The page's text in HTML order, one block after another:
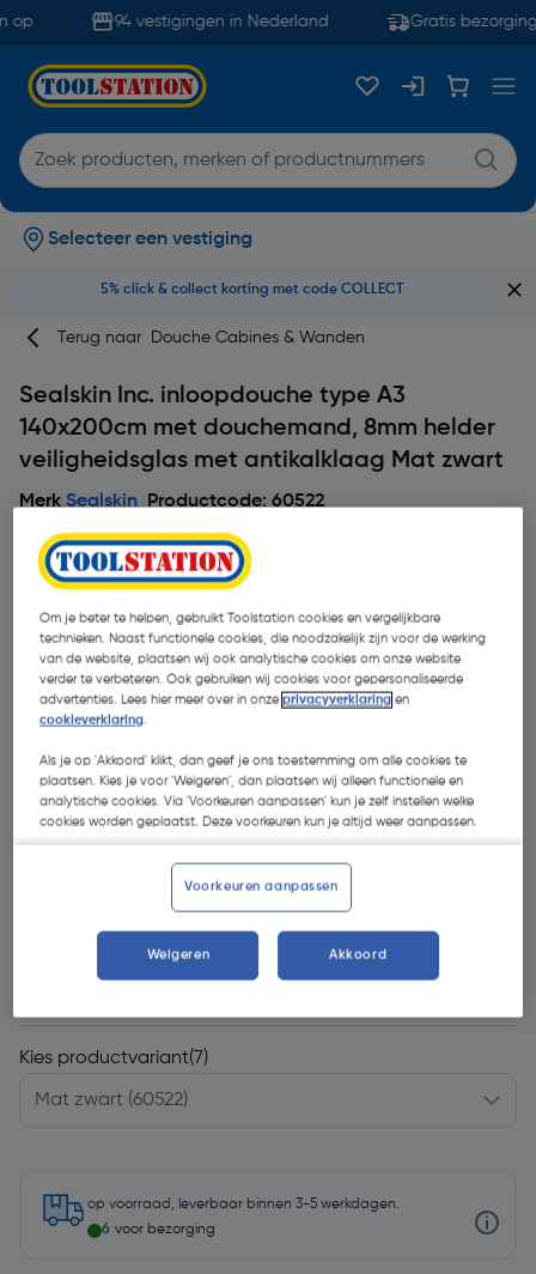
op 94 vestigingen in Nederland Gratis bezorging
Selecteer een vestiging
5% click & collect korting met code COLLECT
Terug naar Douche Cabines & Wanden
Sealskin Inc. inloopdouche type A3
140x200cm met douchemand, 8mm helder
veiligheidsglas met antikalklaag Mat zwart
Merk Sealskin Productcode: 60522
€ 459,00| Excl. btw € 379,34
Kies productvariant(7)
op voorraad, leverbaar binnen 3-5 werkdagen.
6 voor bezorging
Om je beter te helpen, gebruikt Toolstation cookies en vergelijkbare
technieken. Naast functionele cookies, die noodzakelijk zijn voor de werking
van de website, plaatsen wij ook analytische cookies om onze website
verder te verbeteren. Ook gebruiken wij cookies voor gepersonaliseerde
advertenties. Lees hier meer over in onzeprivacyverklaring en
cookieverklaring.
Als je op 'Akkoord' klikt, dan geef je ons toestemming om alle cookies te
plaatsen. Kies je voor 'Weigeren', dan plaatsen wij alleen functionele en
analytische cookies. Via 'Voorkeuren aanpassen' kun je zelf instellen welke
cookies worden geplaatst. Deze voorkeuren kun je altijd weer aanpassen.
Voorkeuren aanpassen
Weigeren Akkoord